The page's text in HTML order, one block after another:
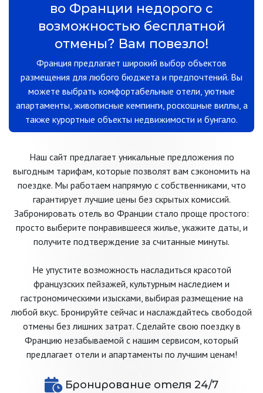
во Франции недорого с
возможностью бесплатной
отмены? Вам повезло!
Франция предлагает широкий выбор объектов
размещения для любого бюджета и предпочтений. Вы
можете выбрать комфортабельные отели, уютные
апартаменты, живописные кемпинги, роскошные виллы, а
также курортные объекты недвижимости и бунгало.
Наш сайт предлагает уникальные предложения по
выгодным тарифам, которые позволят вам сэкономить на
поездке. Мы работаем напрямую с собственниками, что
гарантирует лучшие цены без скрытых комиссий.
Забронировать отель во Франции стало проще простого:
просто выберите понравившееся жилье, укажите даты, и
получите подтверждение за считанные минуты.
Не упустите возможность насладиться красотой
французских пейзажей, культурным наследием и
гастрономическими изысками, выбирая размещение на
любой вкус. Бронируйте сейчас и наслаждайтесь свободой
отмены без лишних затрат. Сделайте свою поездку в
Францию незабываемой с нашим сервисом, который
предлагает отели и апартаменты по лучшим ценам!
Бронирование отеля 24/7